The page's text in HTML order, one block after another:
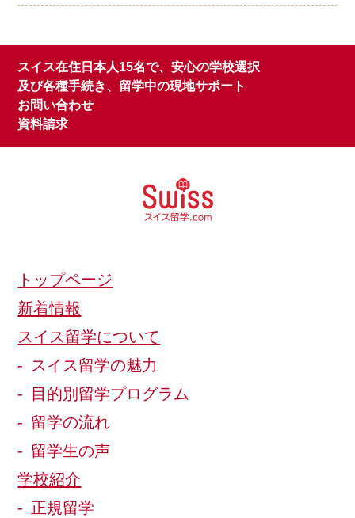
スイス在住日本人15名で、安心の学校選択
及び各種手続き、留学中の現地サポート
お問い合わせ
資料請求
トップページ
新着情報
スイス留学について
スイス留学の魅力
目的別留学プログラム
留学の流れ
留学生の声
学校紹介
正規留学